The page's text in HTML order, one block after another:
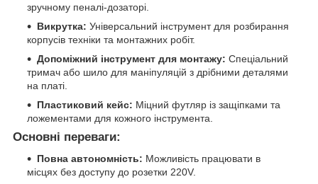
зручному пеналі-дозаторі.
Викрутка: Універсальний інструмент для розбирання
корпусів техніки та монтажних робіт.
Допоміжний інструмент для монтажу: Спеціальний
тримач або шило для маніпуляцій з дрібними деталями
на платі.
Пластиковий кейс: Міцний футляр із защіпками та
ложементами для кожного інструмента.
Основні переваги:
Повна автономність: Можливість працювати в
місцях без доступу до розетки 220V.